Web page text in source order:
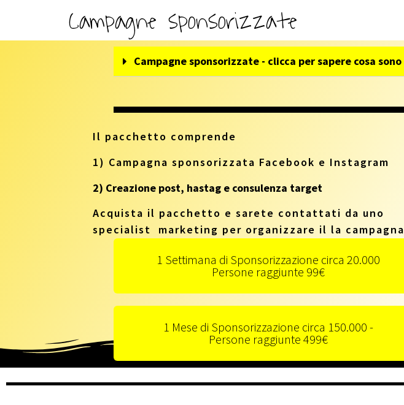
Campagne sponsorizzate
Campagne sponsorizzate - clicca per sapere cosa sono
Il pacchetto comprende
1) Campagna sponsorizzata Facebook e Instagram
2) Creazione post, hastag e consulenza target
Acquista il pacchetto e sarete contattati da uno
specialist marketing per organizzare il la campagna
1 Settimana di Sponsorizzazione circa 20.000
Persone raggiunte 99€
1 Mese di Sponsorizzazione circa 150.000 -
Persone raggiunte 499€